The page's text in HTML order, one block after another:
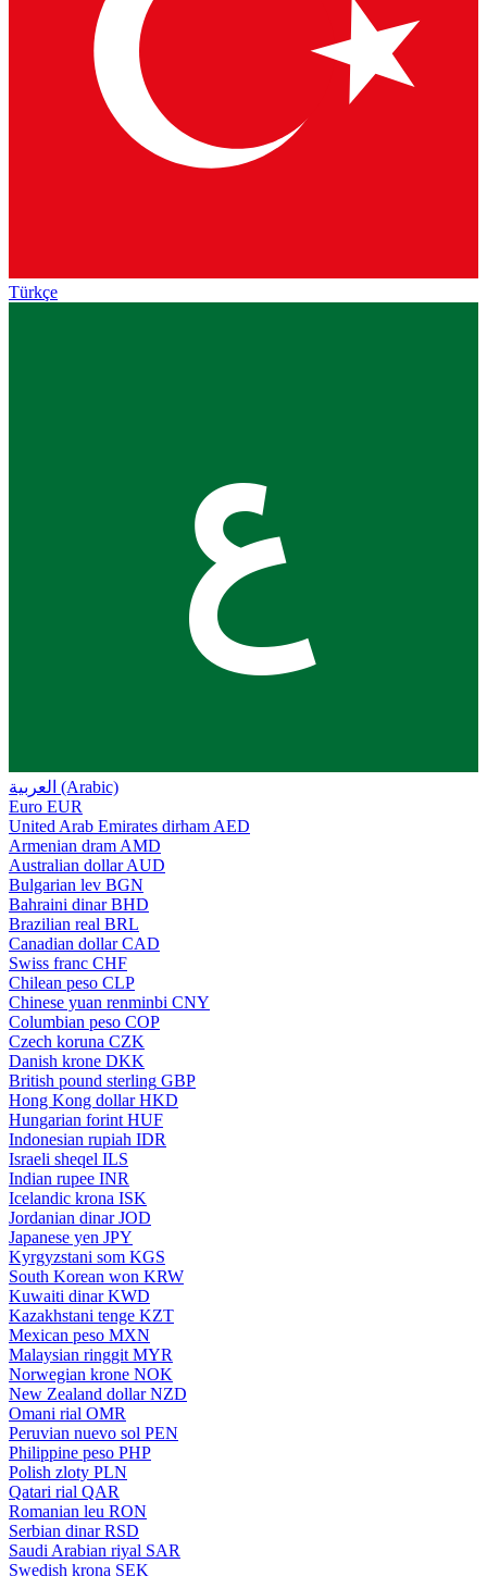
Türkçe
ع
العربية (Arabic)
Euro EUR
United Arab Emirates dirham AED
Armenian dram AMD
Australian dollar AUD
Bulgarian lev BGN
Bahraini dinar BHD
Brazilian real BRL
Canadian dollar CAD
Swiss franc CHF
Chilean peso CLP
Chinese yuan renminbi CNY
Columbian peso COP
Czech koruna CZK
Danish krone DKK
British pound sterling GBP
Hong Kong dollar HKD
Hungarian forint HUF
Indonesian rupiah IDR
Israeli sheqel ILS
Indian rupee INR
Icelandic krona ISK
Jordanian dinar JOD
Japanese yen JPY
Kyrgyzstani som KGS
South Korean won KRW
Kuwaiti dinar KWD
Kazakhstani tenge KZT
Mexican peso MXN
Malaysian ringgit MYR
Norwegian krone NOK
New Zealand dollar NZD
Omani rial OMR
Peruvian nuevo sol PEN
Philippine peso PHP
Polish zloty PLN
Qatari rial QAR
Romanian leu RON
Serbian dinar RSD
Saudi Arabian riyal SAR
Swedish krona SEK